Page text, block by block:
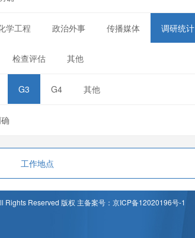
学工程 政治外事 传播媒体 调研统计
检查评估 其他
G3 G4 其他
工作地点
Reserved 版权 主备案号：京ICP备12020196号-1